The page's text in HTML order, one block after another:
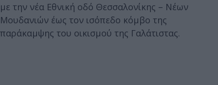
με την νέα Εθνική οδό Θεσσαλονίκης – Νέων
Μουδανιών έως τον ισόπεδο κόμβο της
παράκαμψης του οικισμού της Γαλάτιστας.